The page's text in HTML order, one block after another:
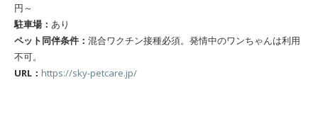
円～
駐車場： あり
ペット同伴条件： 混合ワクチン接種必須。発情中のワンちゃんは利用
不可。
URL： https://sky-petcare.jp/